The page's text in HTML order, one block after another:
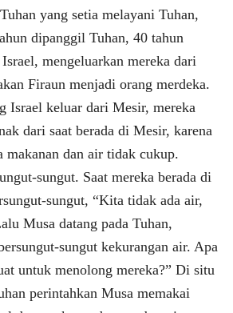
yang setia melayani Tuhan,
dipanggil Tuhan, 40 tahun
mengeluarkan mereka dari
Firaun menjadi orang merdeka.
Israel keluar dari Mesir, mereka
dari saat berada di Mesir, karena
makanan dan air tidak cukup.
sungut. Saat mereka berada di
sungut, “Kita tidak ada air,
Musa datang pada Tuhan,
sungut kekurangan air. Apa
untuk menolong mereka?” Di situ
perintahkan Musa memakai